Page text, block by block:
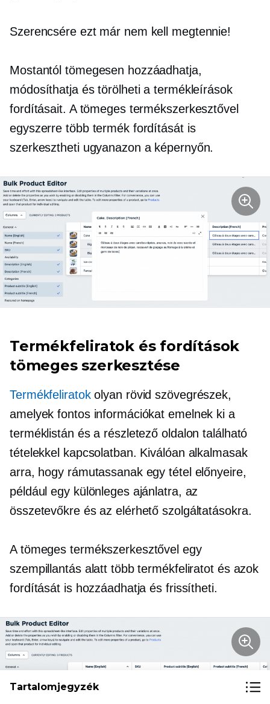
Szerencsére ezt már nem kell megtennie!
Mostantól tömegesen hozzáadhatja,
módosíthatja és törölheti a termékleírások
fordításait. A tömeges termékszerkesztővel
egyszerre több termék fordítását is
szerkesztheti ugyanazon a képernyőn.
Termékfeliratok és fordítások
tömeges szerkesztése
Termékfeliratokolyan rövid szövegrészek,
amelyek fontos információkat emelnek ki a
terméklistán és a részletező oldalon található
tételekkel kapcsolatban. Kiválóan alkalmasak
arra, hogy rámutassanak egy tétel előnyeire,
például egy különleges ajánlatra, az
összetevőkre és az elérhető szolgáltatásokra.
A tömeges termékszerkesztővel egy
szempillantás alatt több termékfeliratot és azok
fordítását is hozzáadhatja és frissítheti.
Tartalomjegyzék